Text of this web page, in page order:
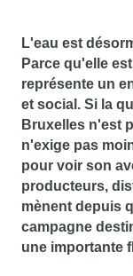
L'eau est
Parce qu'elle
représente un
et social. Si la
Bruxelles n'est
n'exige pas
pour voir son
producteurs,
mènent depuis
campagne
une importante